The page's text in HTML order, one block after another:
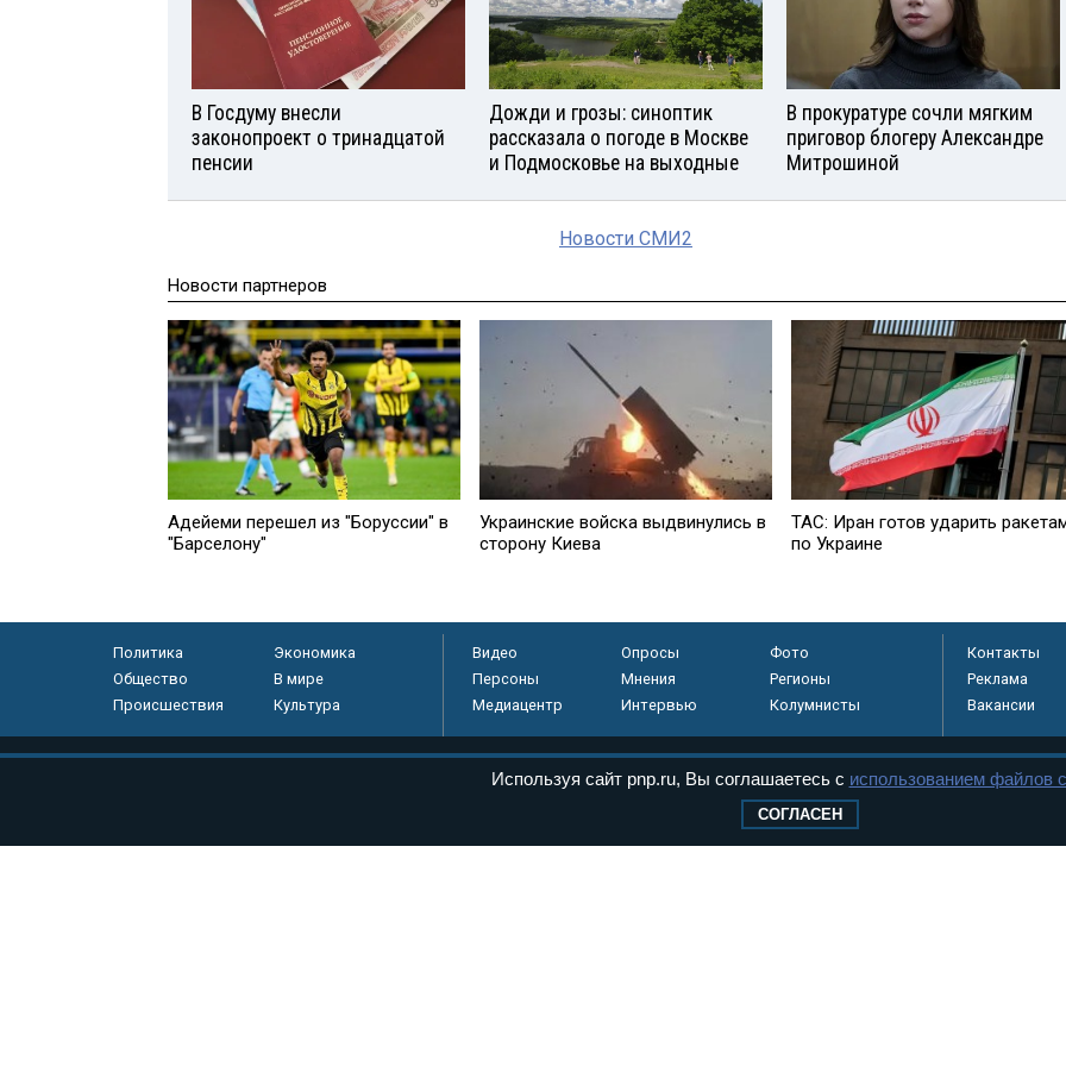
В Госдуму внесли
законопроект о тринадцатой
пенсии
Дожди и грозы: синоптик
рассказала о погоде в Москве
и Подмосковье на выходные
В прокуратуре сочли мягким
приговор блогеру Александре
Митрошиной
Новости СМИ2
Новости партнеров
Адейеми перешел из "Боруссии" в
"Барселону"
Украинские войска выдвинулись в
сторону Киева
ТАС: Иран готов ударить
по Украине
Политика
Экономика
Общество
В мире
Происшествия
Культура
Видео Опросы
Фото
Персоны
Мнения
Регионы
Медиацентр
Интервью Колумнисты
Контакты
Реклама
Вакансии
массовых коммуникаций (Роскомнадзор) 05 августа 2011 года. 18+
Используя сайт pnp.ru, Вы соглашаетесь с использованием файлов
СОГЛАСЕН